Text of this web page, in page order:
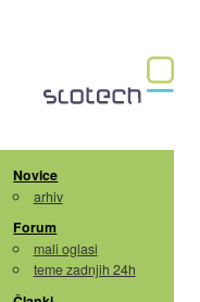
Novice
arhiv
Forum
mali oglasi
teme zadnjih 24h